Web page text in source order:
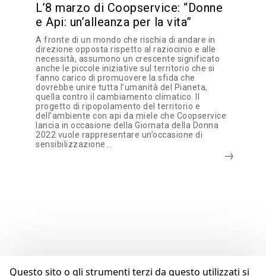
Questo sito o gli strumenti terzi da questo utilizzati si
L’8 marzo di Coopservice: “Donne
e Api: un’alleanza per la vita”
A fronte di un mondo che rischia di andare in
direzione opposta rispetto al raziocinio e alle
necessità, assumono un crescente significato
anche le piccole iniziative sul territorio che si
fanno carico di promuovere la sfida che
dovrebbe unire tutta l’umanità del Pianeta,
quella contro il cambiamento climatico. Il
progetto di ripopolamento del territorio e
dell’ambiente con api da miele che Coopservice
lancia in occasione della Giornata della Donna
2022 vuole rappresentare un’occasione di
sensibilizzazione...